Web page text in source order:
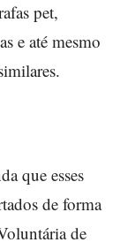
pet,
e até mesmo
que esses
de forma
de